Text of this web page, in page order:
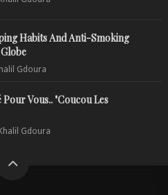
Habits And Anti-Smoking
Gdoura
Vous.. "Coucou Les
Gdoura